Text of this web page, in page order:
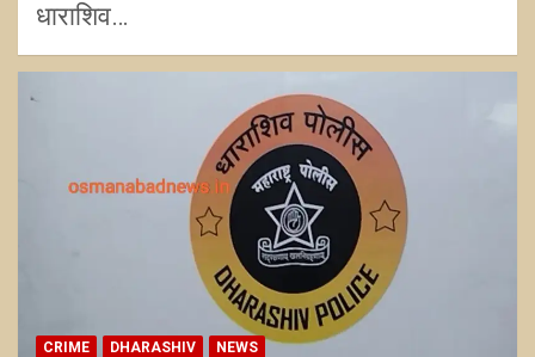
धाराशिव…
CRIME DHARASHIV NEWS